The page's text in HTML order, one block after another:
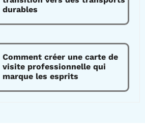
durables
Comment créer une carte de
visite professionnelle qui
marque les esprits